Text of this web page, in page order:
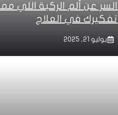
السر عن ألم الركبة اللي
تفكيرك في العلاج
يوليو 21, 2025